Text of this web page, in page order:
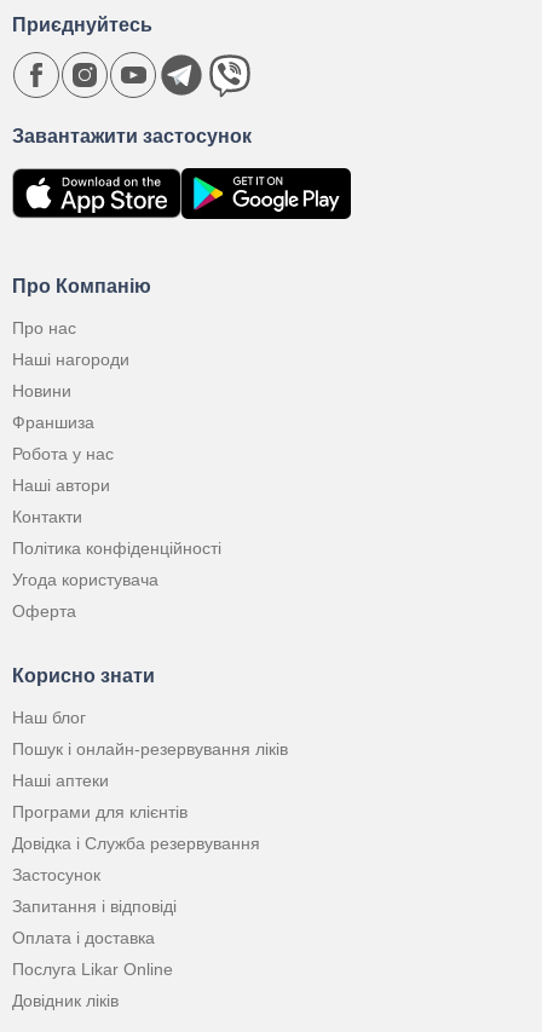
Про Компанію
Про нас
Наші нагороди
Новини
Франшиза
Робота у нас
Наші автори
Контакти
Політика конфіденційності
Угода користувача
Оферта
Корисно знати
Наш блог
Пошук і онлайн-резервування ліків
Наші аптеки
Програми для клієнтів
Довідка і Служба резервування
Застосунок
Запитання і відповіді
Оплата і доставка
Послуга Likar Online
Довідник ліків
Завантажити застосунок
Приєднуйтесь